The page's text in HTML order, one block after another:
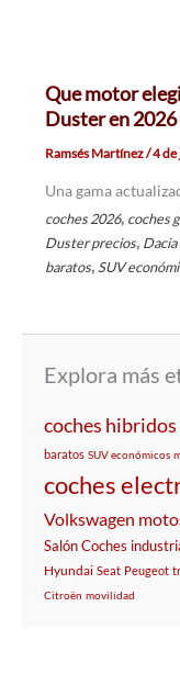
Que motor
Duster en 2026
Ramsés Martínez/4
Una gama
coches 2026, coches
Duster precios, Dacia
baratos, SUV
Explora más
coches hibridos
baratos SUV económicos
coches
Volkswagen
SalónCoches
Hyundai Seat Peugeot
Citroën movilidad